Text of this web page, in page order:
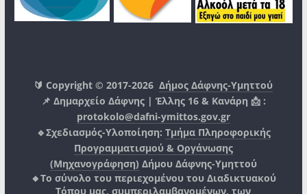
🔰 Copyright © 2017-2026Δήμος Δάφνης-Υμηττού
📌 Δημαρχείο Δάφνης | Έλλης 16 & Κανάρη 📩 :
protokolo@dafni-ymittos.gov.gr
🔹Σχεδιασμός-Υλοποίηση: Τμήμα Πληροφορικής
Προγραμματισμού & Οργάνωσης
(Μηχανογράφηση) Δήμου Δάφνης-Υμηττού
🔸Το σύνολο του περιεχομένου του Διαδικτυακού
Τόπου μας, συμπεριλαμβανομένων, των